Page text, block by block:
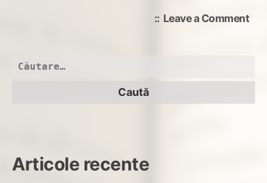
Leave a Commenton
Caută
Articole recente